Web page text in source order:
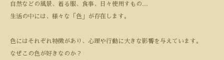
自然などの風景、着る服、食事、日々使用すもの…
生活の中には、様々な「色」が存在します。
色にはそれぞれ特徴があり、心理や行動に大きな影響を与えています。
なぜこの色が好きなのか？